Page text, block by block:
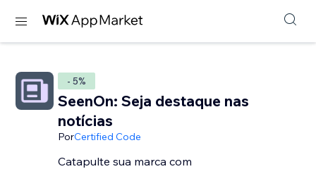
- 5%
SeenOn: Seja destaque nas
notícias
PorCertified Code
Catapulte sua marca com